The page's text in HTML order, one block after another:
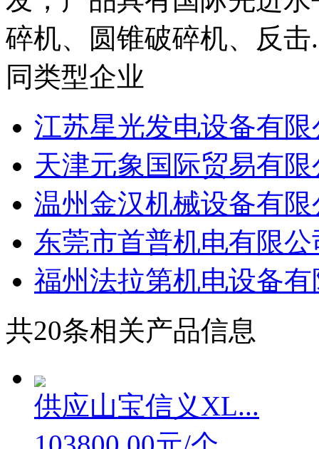
碎机、圆锥破碎机、反击
同类型企业
江苏星光发电设备有限
天津元象国际贸易有
温州金汉机械设备有限
东莞市首普机电有限公
福州法拉第机电设备
共20条相关产品信息
供应山宝信义XL...